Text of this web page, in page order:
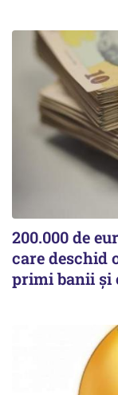
200.000 de
care deschid
primi banii și